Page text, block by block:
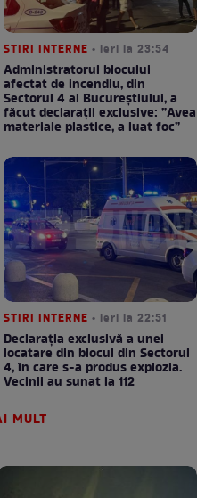
STIRI INTERNE • ieri la 23:54
Administratorul blocului
afectat de incendiu, din
Sectorul 4 al Bucureștiului, a
făcut declarații exclusive: ”Avea
materiale plastice, a luat foc”
STIRI INTERNE • ieri la 22:51
Declarația exclusivă a unei
locatare din blocul din Sectorul
4, în care s-a produs explozia.
Vecinii au sunat la 112
MULT